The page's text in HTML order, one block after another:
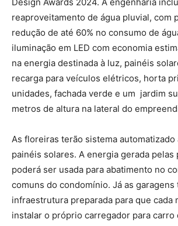
reaproveitamento de água pluvial, com
redução de até 60% no consumo de
iluminação em LED com economia
na energia destinada à luz, painéis
recarga para veículos elétricos, horta
unidades, fachada verde e um jardim
metros de altura na lateral do
As floreiras terão sistema
painéis solares. A energia gerada pelas
poderá ser usada para abatimento no
comuns do condomínio. Já as garagens
infraestrutura preparada para que cada
instalar o próprio carregador para carro